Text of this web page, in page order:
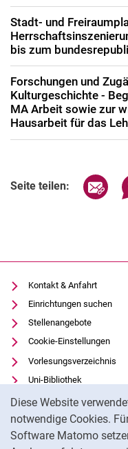
Diese Website
notwendige Cookies.
Software Matomo
Stadt- und
bis zum
Forschungen und
Kulturgeschichte -
MA Arbeit sowie zur
Hausarbeit für das
Seite teilen:
Kontakt & Anfahrt
Einrichtungen suchen
Stellenangebote
Cookie-Einstellungen
Vorlesungsverzeichnis
Uni-Bibliothek
Moodle
Panopto
Datenschutz